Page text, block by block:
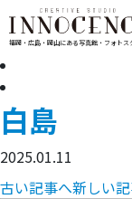
福岡・広島・岡山にある写真館・フォトス
白島
2025.01.11
古い記事へ新しい